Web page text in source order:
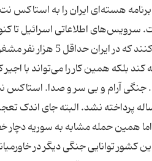
هسته‌ای ایران را به استاکس
سرویس‌های اطلاعاتی اسرائیل تا
اندرکار برنامه هسته‌ای ایران را از دور
بلکه همین کار را می‌تواند با
آرام و بی سر و صدا. استاکس
پرداخته نشد. البته جای اندک
حمله مشابه به سوریه دچار
توانایی جنگی دیگر در خاورمیانه